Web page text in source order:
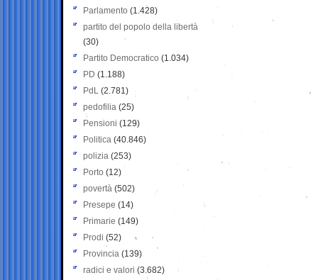
Parlamento (1.428)
partito del popolo della libertà
(30)
Partito Democratico (1.034)
PD (1.188)
PdL (2.781)
pedofilia (25)
Pensioni (129)
Politica (40.846)
polizia (253)
Porto (12)
povertà (502)
Presepe (14)
Primarie (149)
Prodi (52)
Provincia (139)
radici e valori (3.682)